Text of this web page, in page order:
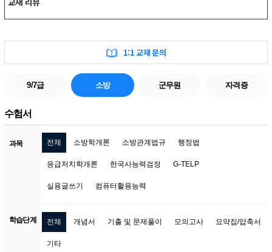
1:1 교재 문의
9/7급 소방 군무원 자격증
수험서
과목 전체 소방학개론 소방관계법규 행정법
응급처치학개론 한국사능력검정 G-TELP
실용글쓰기 컴퓨터활용능력
학습단계 전체 개념서 기출 및 문제풀이 모의고사 요약집/압축서
기타